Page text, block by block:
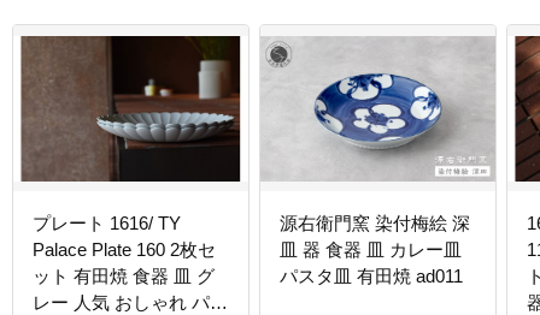
プレート 1616/ TY
Palace Plate 160 2枚セ
ット 有田焼 食器 皿 グ
レー 人気 おしゃれ パレ
源右衛門窯 染付梅絵 深
皿 器 食器 皿 カレー皿
パスタ皿 有田焼 ad011